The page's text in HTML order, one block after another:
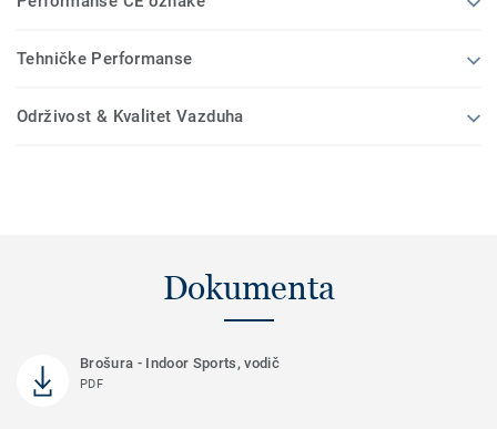
Tehničke Performanse
Održivost & Kvalitet Vazduha
Dokumenta
Brošura - Indoor Sports, vodič
PDF